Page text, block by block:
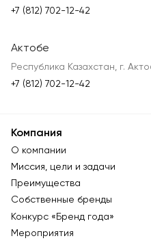
+7 (812) 702-12-42
Актобе
Республика Казахстан, г.
+7 (812) 702-12-42
Компания
О компании
Миссия, цели и задачи
Преимущества
Собственные бренды
Конкурс «Бренд года»
Мероприятия